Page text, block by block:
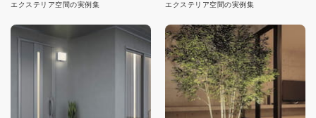
エクステリア空間の実例集 エクステリア空間の実例集